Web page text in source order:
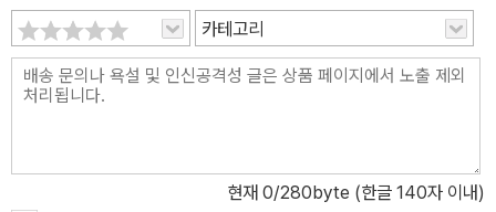
카테고리
현재 0/280byte (한글 140자 이내)